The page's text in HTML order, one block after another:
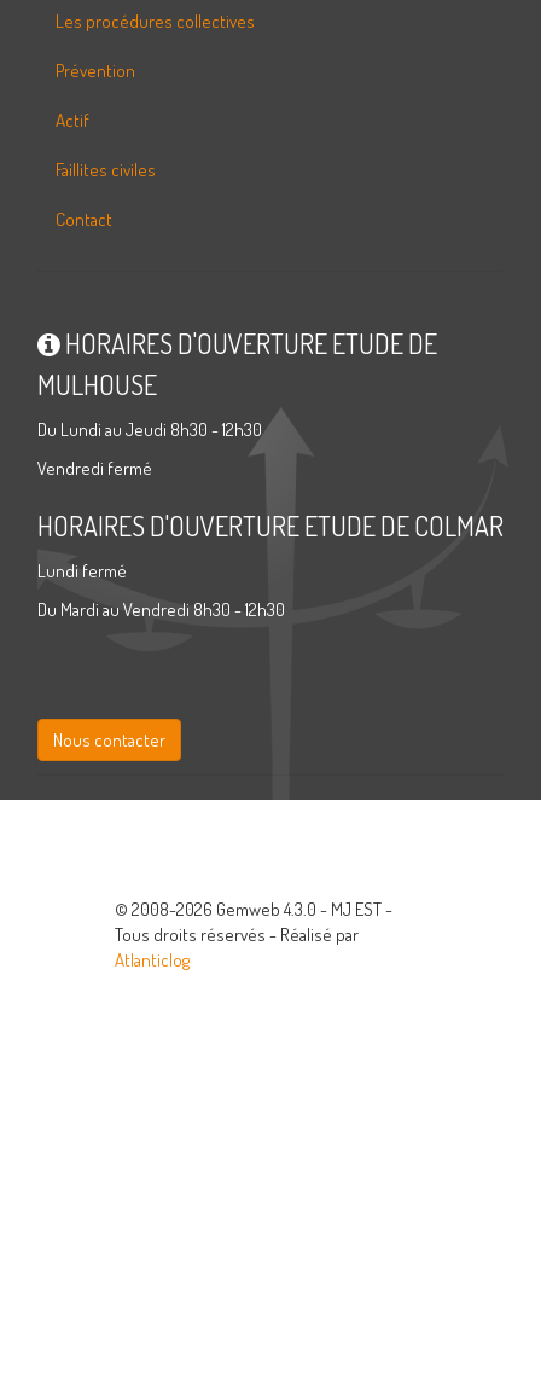
Les procédures collectives
Prévention
Actif
Faillites civiles
Contact
HORAIRES D'OUVERTURE ETUDE DE
MULHOUSE
Du Lundi au Jeudi 8h30 - 12h30
Vendredi fermé
HORAIRES D'OUVERTURE ETUDE DE COLMAR
Lundi fermé
Du Mardi au Vendredi 8h30 - 12h30
Nous contacter
© 2008-2026 Gemweb 4.3.0 - MJ EST -
Tous droits réservés - Réalisé par
Atlanticlog